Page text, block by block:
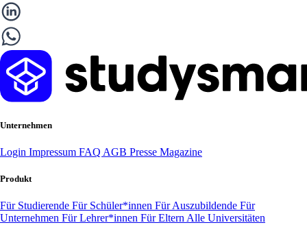
Unternehmen
Login Impressum FAQ AGB Presse Magazine
Produkt
Für Studierende Für Schüler*innen Für Auszubildende Für
Unternehmen Für Lehrer*innen Für Eltern Alle Universitäten